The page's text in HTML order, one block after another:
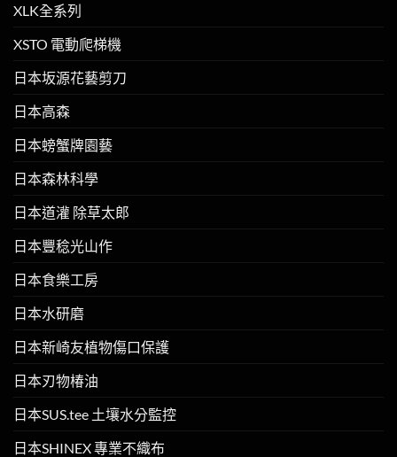
XLK全系列
XSTO 電動爬梯機
日本坂源花藝剪刀
日本高森
日本螃蟹牌園藝
日本森林科學
日本道灌 除草太郎
日本豐稔光山作
日本食樂工房
日本水研磨
日本新崎友植物傷口保護
日本刃物椿油
日本SUS.tee 土壤水分監控
日本SHINEX 專業不織布